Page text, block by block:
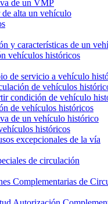
de un VMP
alta un vehículo
y características de un
vehículos históricos
de servicio a vehículo
de vehículos
condición de vehículo
de vehículos históricos
de un vehículo histórico
históricos
excepcionales de la vía
de circulación
Complementarias de